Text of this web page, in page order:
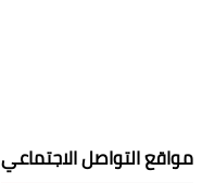
مواقع التواصل الاجتماعي